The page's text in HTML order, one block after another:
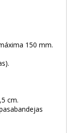
150 mm.
cm.